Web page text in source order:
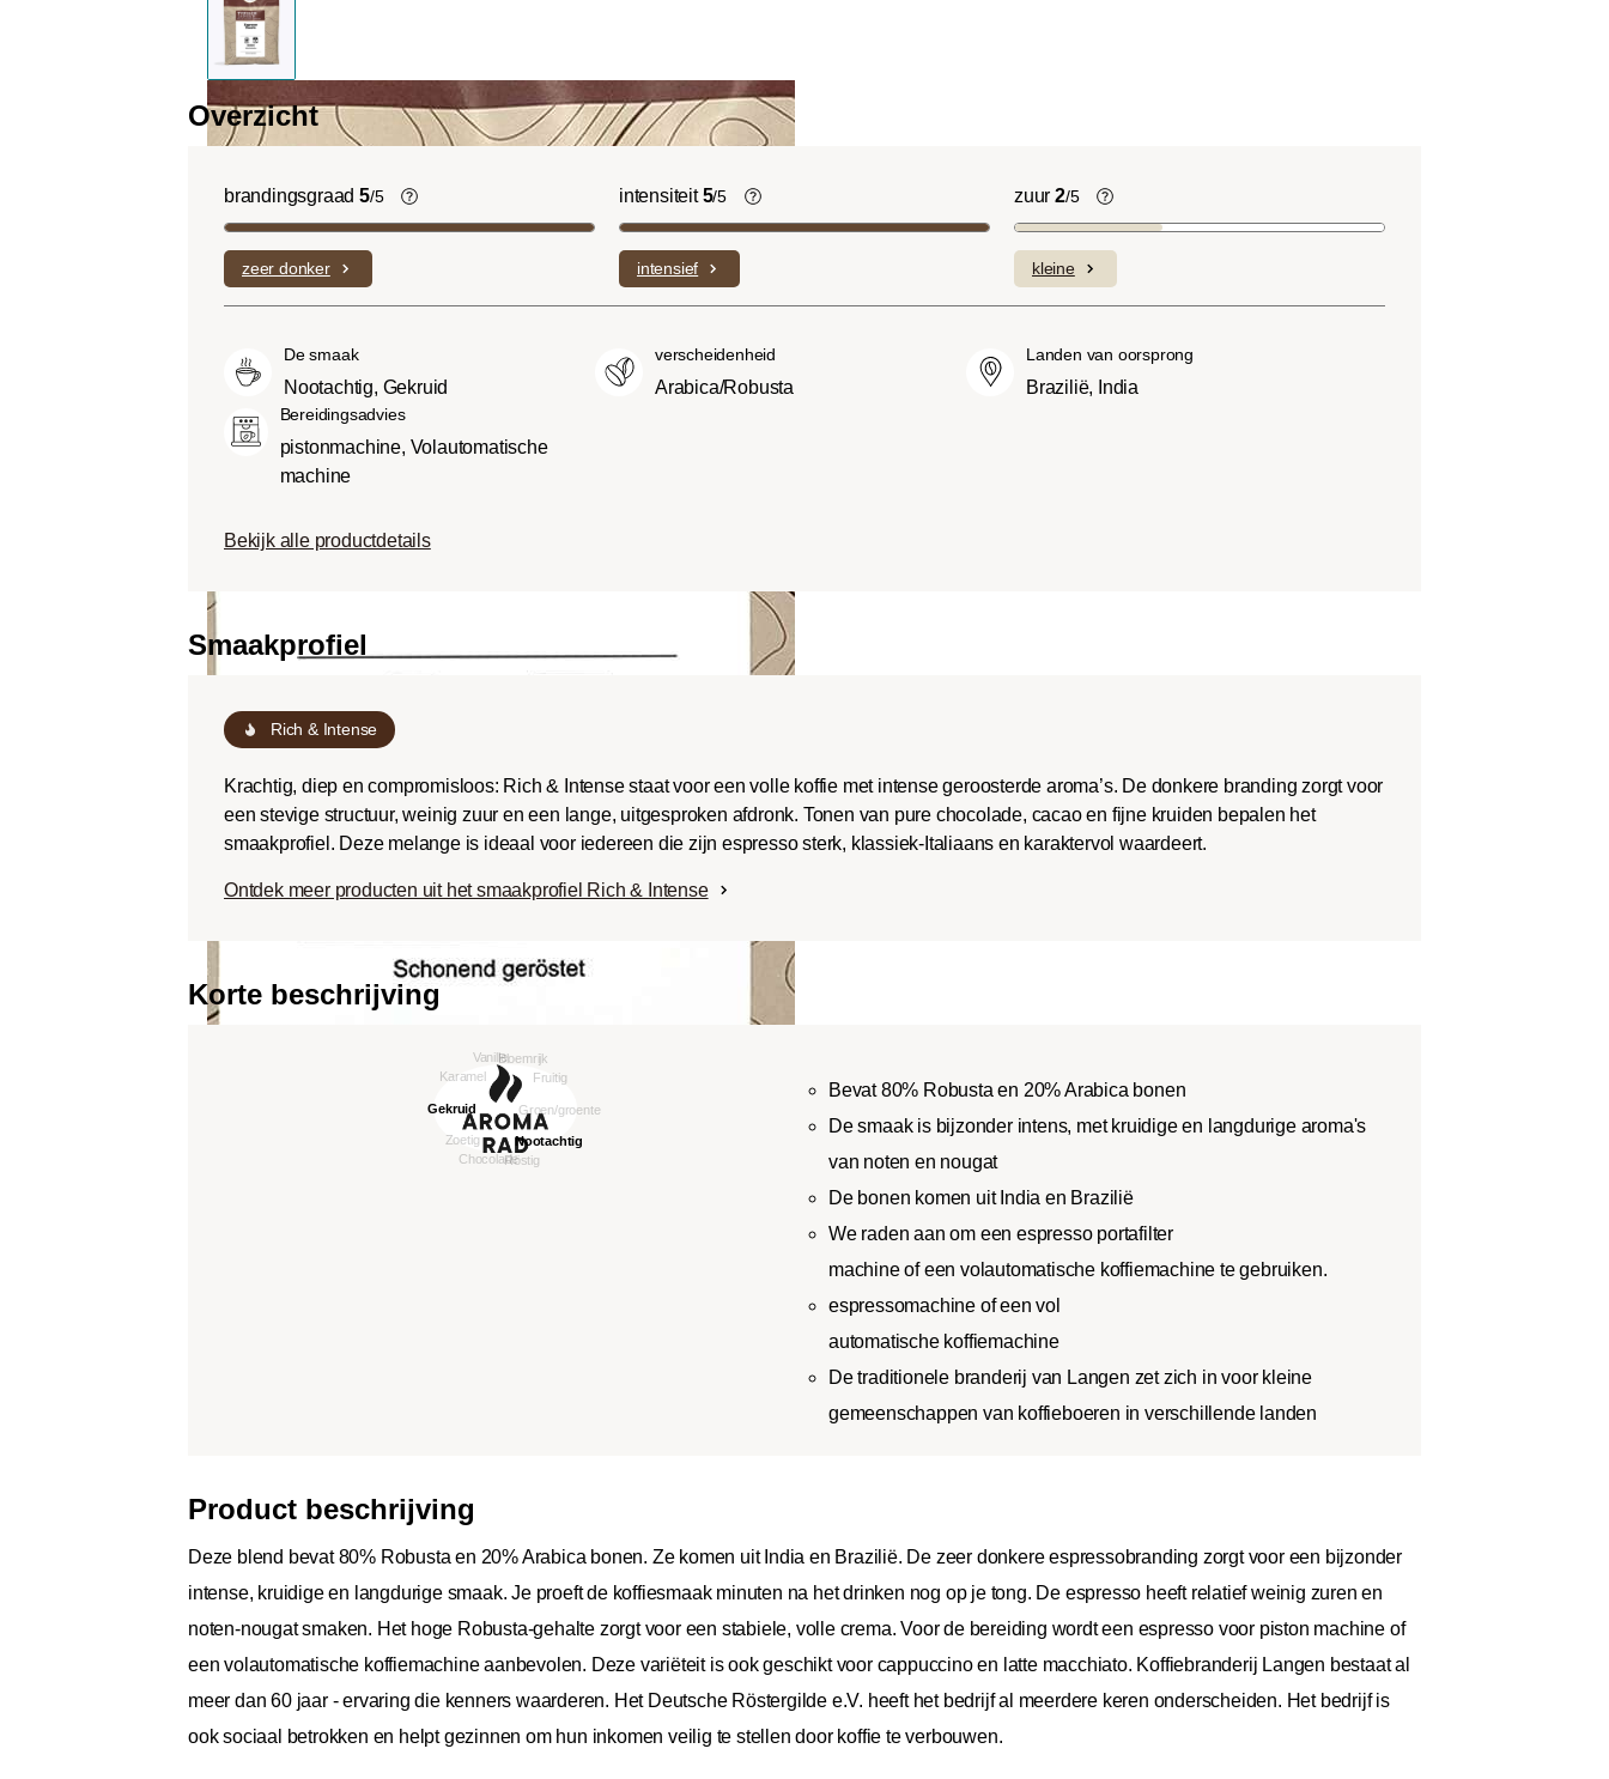
Overzicht
brandingsgraad 5/5
Light roast (licht Cinnamon Roast):
Uitgesproken fruitige smaken en
complexe zuren domineren met een
Medium roast (American of City
Roast):
Iets zoeter en minder zuur dan
smaak en volle body.
een lage zuurgraad.
zeer donker
intensiteit5/5
De individuele smaken van de gebruikte
bonen bepalen de intensiteit van een
variëteit, die licht en delicaat (1) of
smaken.
intensief
zuur 2/5
Koffiebonen bevatten, net als veel ander
van verschillende factoren, zoals het
herkomst en vooral het brandproces.
kleine
De smaak
Nootachtig, Gekruid
verscheidenheid
Arabica/Robusta
Landen van oorsprong
Brazilië, India
Bereidingsadvies
pistonmachine, Volautomatische
machine
Bekijk alle productdetails
Smaakprofiel
Rich & Intense
Krachtig, diep en compromisloos: Rich & Intense staat voor een volle koffie met intense geroosterde aroma’s. De donkere branding zorgt voor
een stevige structuur, weinig zuur en een lange, uitgesproken afdronk. Tonen van pure chocolade, cacao en fijne kruiden bepalen het
smaakprofiel. Deze melange is ideaal voor iedereen die zijn espresso sterk, klassiek-Italiaans en karaktervol waardeert.
Ontdek meer producten uit het smaakprofiel Rich & Intense
Korte beschrijving
Bevat 80% Robusta en 20% Arabica bonen
De smaak is bijzonder intens, met kruidige en langdurige aroma's
van noten en nougat
De bonen komen uit India en Brazilië
We raden aan om een espresso portafilter
machine of een volautomatische koffiemachine te gebruiken.
espressomachine of een vol
automatische koffiemachine
De traditionele branderij van Langen zet zich in voor kleine
gemeenschappen van koffieboeren in verschillende landen
Product beschrijving
Deze blend bevat 80% Robusta en 20% Arabica bonen. Ze komen uit India en Brazilië. De zeer donkere espressobranding zorgt voor een bijzonder
intense, kruidige en langdurige smaak. Je proeft de koffiesmaak minuten na het drinken nog op je tong. De espresso heeft relatief weinig zuren en
noten-nougat smaken. Het hoge Robusta-gehalte zorgt voor een stabiele, volle crema. Voor de bereiding wordt een espresso voor piston machine of
een volautomatische koffiemachine aanbevolen. Deze variëteit is ook geschikt voor cappuccino en latte macchiato. Koffiebranderij Langen bestaat al
meer dan 60 jaar - ervaring die kenners waarderen. Het Deutsche Röstergilde e.V. heeft het bedrijf al meerdere keren onderscheiden. Het bedrijf is
ook sociaal betrokken en helpt gezinnen om hun inkomen veilig te stellen door koffie te verbouwen.